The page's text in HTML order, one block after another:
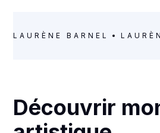
LAURÈNE BARNEL
Découvrir